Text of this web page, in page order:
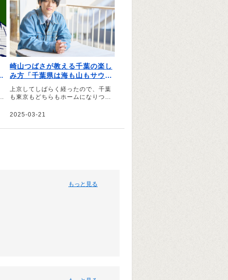
崎山つばさが教える千葉の楽し
み方「千葉県は海も山もサウナ
も最高！」
上京してしばらく経ったので、千葉
も東京もどちらもホームになりつつ
はなく二拠点生活をしたいなと―
優、崎山つばささん。地元・千葉に
2025-03-21
もっと見る